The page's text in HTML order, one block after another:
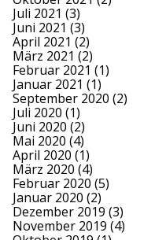
Juli 2021 (3)
Juni 2021 (3)
April 2021 (2)
März 2021 (2)
Februar 2021 (1)
Januar 2021 (1)
September 2020 (2)
Juli 2020 (1)
Juni 2020 (2)
Mai 2020 (4)
April 2020 (1)
März 2020 (4)
Februar 2020 (5)
Januar 2020 (2)
Dezember 2019 (3)
November 2019 (4)